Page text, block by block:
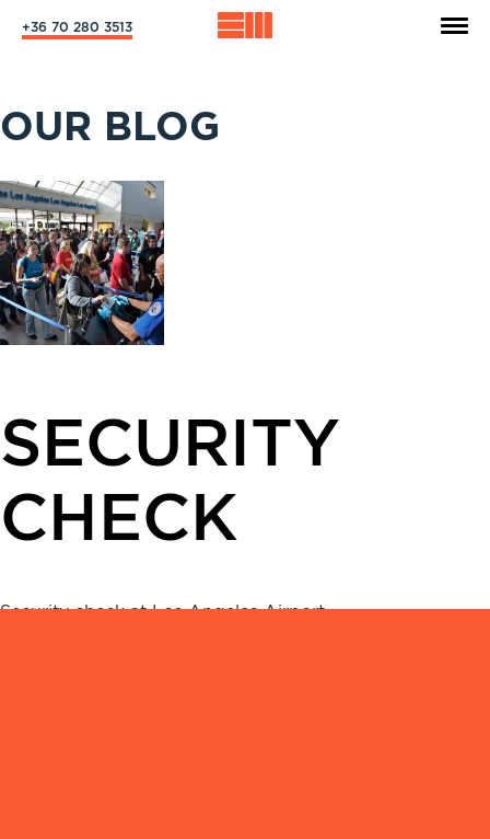
+36 70 280 3513
OUR BLOG
SECURITY
CHECK
Security check at Los Angeles Airport